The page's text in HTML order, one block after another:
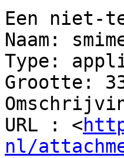
Een niet-
Naam:
Type:
Grootte:
URL : <
nl/